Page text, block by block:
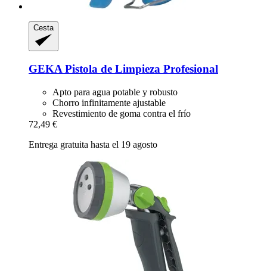
Cesta
GEKA Pistola de Limpieza Profesional
Apto para agua potable y robusto
Chorro infinitamente ajustable
Revestimiento de goma contra el frío
72,49 €
Entrega gratuita hasta el 19 agosto